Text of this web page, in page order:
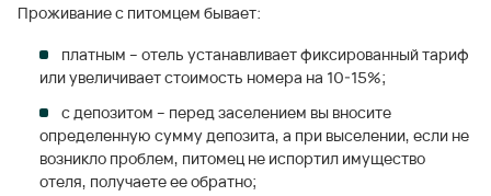
Проживание с питомцем бывает:
платным – отель устанавливает фиксированный тариф
или увеличивает стоимость номера на 10-15%;
с депозитом – перед заселением вы вносите
определенную сумму депозита, а при выселении, если не
возникло проблем, питомец не испортил имущество
отеля, получаете ее обратно;